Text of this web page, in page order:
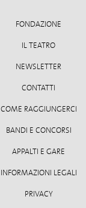
FONDAZIONE
IL TEATRO
NEWSLETTER
CONTATTI
COME RAGGIUNGERCI
BANDI E CONCORSI
APPALTI E GARE
INFORMAZIONI LEGALI
PRIVACY